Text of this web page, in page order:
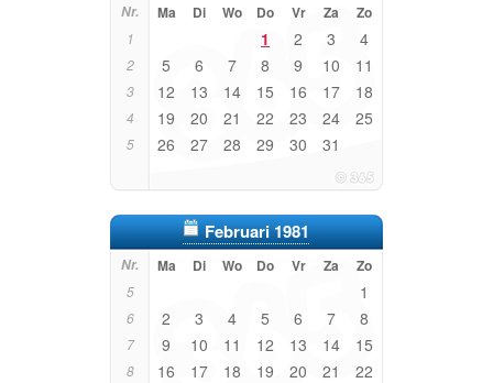
Nr. Ma Di Wo Do Vr Za Zo
1 1 2 3 4
2 5 6 7 8 9 10 11
3 12 13 14 15 16 17 18
4 19 20 21 22 23 24 25
5 26 27 28 29 30 31
Februari 1981
Nr. Ma Di Wo Do Vr Za Zo
5 1
6 2 3 4 5 6 7 8
7 9 10 11 12 13 14 15
8 16 17 18 19 20 21 22